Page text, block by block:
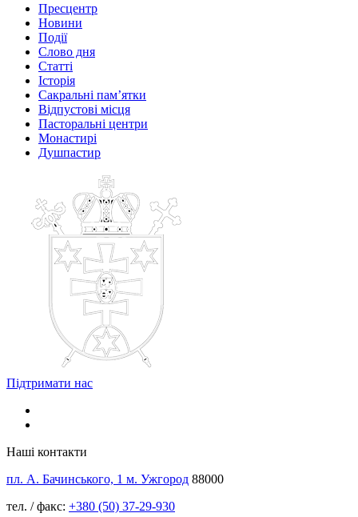
Пресцентр
Новини
Події
Слово дня
Статті
Історія
Сакральні пам’ятки
Відпустові місця
Пасторальні центри
Монастирі
Душпастир
Підтримати нас
Наші контакти
пл. А. Бачинського, 1 м. Ужгород 88000
тел. / факс: +380 (50) 37-29-930